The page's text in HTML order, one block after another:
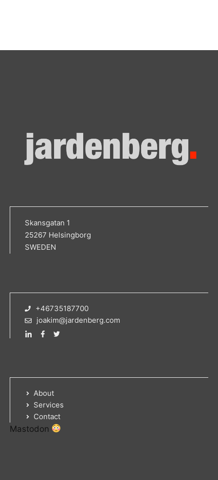
Skansgatan 1
25267 Helsingborg
SWEDEN
+46735187700
joakim@jardenberg.com
About
Services
Contact
Mastodon